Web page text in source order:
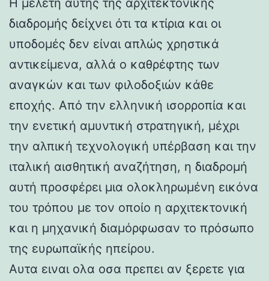
διαδρομής δείχνει ότι τα κτίρια και οι
υποδομές δεν είναι απλώς χρηστικά
αντικείμενα, αλλά ο καθρέφτης των
αναγκών και των φιλοδοξιών κάθε
εποχής. Από την ελληνική ισορροπία και
την ενετική αμυντική στρατηγική, μέχρι
την αλπική τεχνολογική υπέρβαση και την
ιταλική αισθητική αναζήτηση, η διαδρομή
αυτή προσφέρει μια ολοκληρωμένη εικόνα
του τρόπου με τον οποίο η αρχιτεκτονική
και η μηχανική διαμόρφωσαν το πρόσωπο
της ευρωπαϊκής ηπείρου.
Αυτα ειναι ολα οσα πρεπει αν ξερετε για